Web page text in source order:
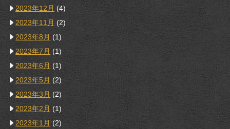
2023年12月 (4)
2023年11月 (2)
2023年8月 (1)
2023年7月 (1)
2023年6月 (1)
2023年5月 (2)
2023年3月 (2)
2023年2月 (1)
2023年1月 (2)